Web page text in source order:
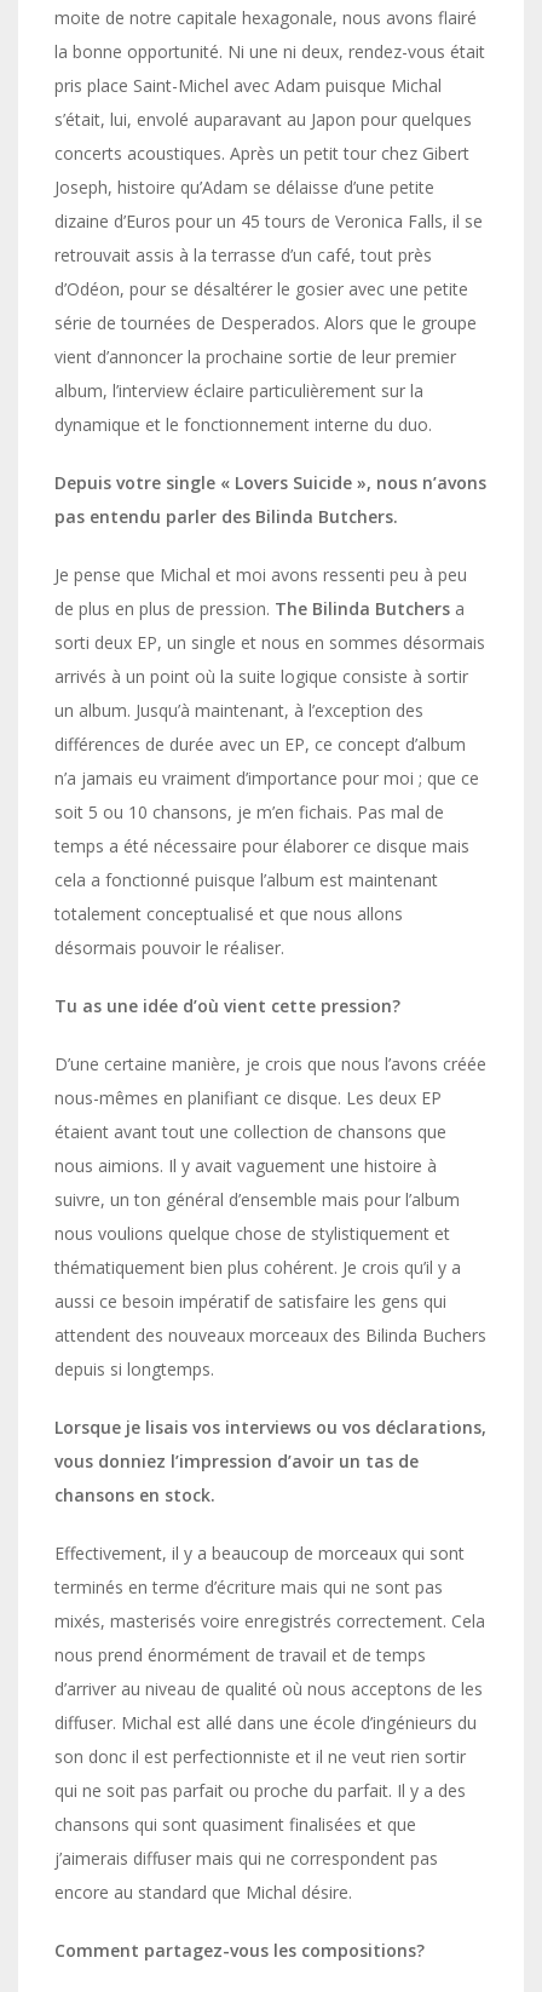
moite de notre capitale hexagonale, nous avons flairé
la bonne opportunité. Ni une ni deux, rendez-vous était
pris place Saint-Michel avec Adam puisque Michal
s’était, lui, envolé auparavant au Japon pour quelques
concerts acoustiques. Après un petit tour chez Gibert
Joseph, histoire qu’Adam se délaisse d’une petite
dizaine d’Euros pour un 45 tours de Veronica Falls, il se
retrouvait assis à la terrasse d’un café, tout près
d’Odéon, pour se désaltérer le gosier avec une petite
série de tournées de Desperados. Alors que le groupe
vient d’annoncer la prochaine sortie de leur premier
album, l’interview éclaire particulièrement sur la
dynamique et le fonctionnement interne du duo.
Depuis votre single « Lovers Suicide », nous n’avons
pas entendu parler des Bilinda Butchers.
Je pense que Michal et moi avons ressenti peu à peu
de plus en plus de pression. The Bilinda Butchers a
sorti deux EP, un single et nous en sommes désormais
arrivés à un point où la suite logique consiste à sortir
un album. Jusqu’à maintenant, à l’exception des
différences de durée avec un EP, ce concept d’album
n’a jamais eu vraiment d’importance pour moi ; que ce
soit 5 ou 10 chansons, je m’en fichais. Pas mal de
temps a été nécessaire pour élaborer ce disque mais
cela a fonctionné puisque l’album est maintenant
totalement conceptualisé et que nous allons
désormais pouvoir le réaliser.
Tu as une idée d’où vient cette pression?
D’une certaine manière, je crois que nous l’avons créée
nous-mêmes en planifiant ce disque. Les deux EP
étaient avant tout une collection de chansons que
nous aimions. Il y avait vaguement une histoire à
suivre, un ton général d’ensemble mais pour l’album
nous voulions quelque chose de stylistiquement et
thématiquement bien plus cohérent. Je crois qu’il y a
aussi ce besoin impératif de satisfaire les gens qui
attendent des nouveaux morceaux des Bilinda Buchers
depuis si longtemps.
Lorsque je lisais vos interviews ou vos déclarations,
vous donniez l’impression d’avoir un tas de
chansons en stock.
Effectivement, il y a beaucoup de morceaux qui sont
terminés en terme d’écriture mais qui ne sont pas
mixés, masterisés voire enregistrés correctement. Cela
nous prend énormément de travail et de temps
d’arriver au niveau de qualité où nous acceptons de les
diffuser. Michal est allé dans une école d’ingénieurs du
son donc il est perfectionniste et il ne veut rien sortir
qui ne soit pas parfait ou proche du parfait. Il y a des
chansons qui sont quasiment finalisées et que
j’aimerais diffuser mais qui ne correspondent pas
encore au standard que Michal désire.
Comment partagez-vous les compositions?